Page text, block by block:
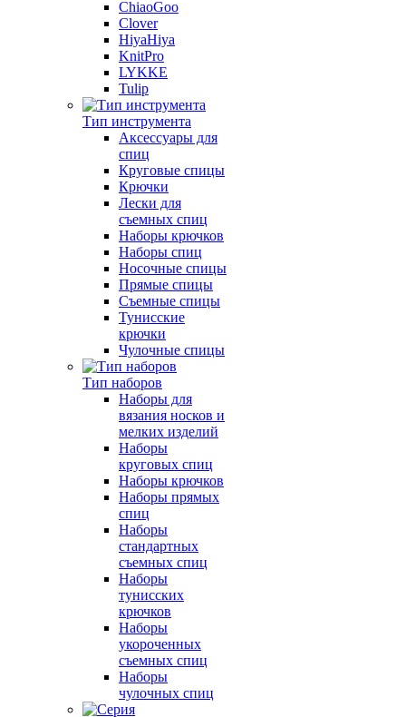
ChiaoGoo
Clover
HiyaHiya
KnitPro
LYKKE
Tulip
Тип инструмента
Аксессуары для
спиц
Круговые спицы
Крючки
Лески для
съемных спиц
Наборы крючков
Наборы спиц
Носочные спицы
Прямые спицы
Съемные спицы
Тунисские
крючки
Чулочные спицы
Тип наборов
Наборы для
вязания носков и
мелких изделий
Наборы
круговых спиц
Наборы крючков
Наборы прямых
спиц
Наборы
стандартных
съемных спиц
Наборы
тунисских
крючков
Наборы
укороченных
съемных спиц
Наборы
чулочных спиц